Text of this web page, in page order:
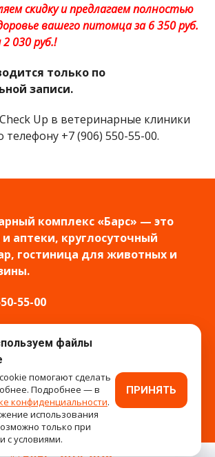
скидку и предлагаем полностью
вашего питомца за 6 350 руб.
030 руб.!
только по
записи.
Up в ветеринарные клиники
+7 (906) 550-55-00.
комплекс «Барс» — это
аптеки, круглосуточный
гостиница для животных и
55-00
vet.ru
время работы
файлы
помогают сделать
Подробнее — в
конфиденциальности.
использования
только при
с условиями.
ПРИНЯТЬ